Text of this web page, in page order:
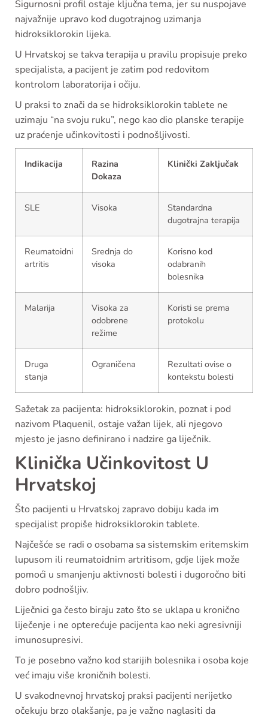
Sigurnosni profil ostaje ključna tema, jer su nuspojave
najvažnije upravo kod dugotrajnog uzimanja
hidroksiklorokin lijeka.
U Hrvatskoj se takva terapija u pravilu propisuje preko
specijalista, a pacijent je zatim pod redovitom
kontrolom laboratorija i očiju.
U praksi to znači da se hidroksiklorokin tablete ne
uzimaju “na svoju ruku”, nego kao dio planske terapije
uz praćenje učinkovitosti i podnošljivosti.
Indikacija
Razina
Dokaza
Klinički Zaključak
SLE Visoka
Standardna
dugotrajna terapija
Reumatoidni
artritis
Srednja do
visoka
Korisno kod
odabranih
bolesnika
Malarija
Visoka za
odobrene
režime
Koristi se prema
protokolu
Druga
stanja
Ograničena
Rezultati ovise o
kontekstu bolesti
Sažetak za pacijenta: hidroksiklorokin, poznat i pod
nazivom Plaquenil, ostaje važan lijek, ali njegovo
mjesto je jasno definirano i nadzire ga liječnik.
Klinička Učinkovitost U
Hrvatskoj
Što pacijenti u Hrvatskoj zapravo dobiju kada im
specijalist propiše hidroksiklorokin tablete.
Najčešće se radi o osobama sa sistemskim eritemskim
lupusom ili reumatoidnim artritisom, gdje lijek može
pomoći u smanjenju aktivnosti bolesti i dugoročno biti
dobro podnošljiv.
Liječnici ga često biraju zato što se uklapa u kronično
liječenje i ne opterećuje pacijenta kao neki agresivniji
imunosupresivi.
To je posebno važno kod starijih bolesnika i osoba koje
već imaju više kroničnih bolesti.
U svakodnevnoj hrvatskoj praksi pacijenti nerijetko
očekuju brzo olakšanje, pa je važno naglasiti da